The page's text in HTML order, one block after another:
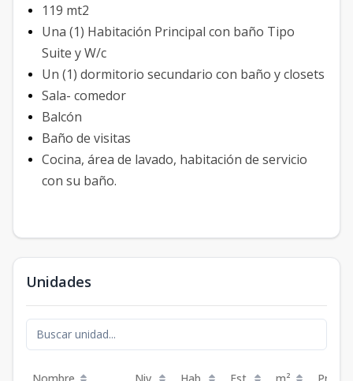
119 mt2
Una (1) Habitación Principal con baño Tipo
Suite y W/c
Un (1) dormitorio secundario con baño y closets
Sala- comedor
Balcón
Baño de visitas
Cocina, área de lavado, habitación de servicio
con su baño.
Unidades